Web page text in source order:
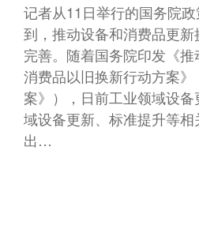
记者从11日举行的国务院
到，推动设备和消费品更
完善。随着国务院印发《
消费品以旧换新行动方案
案》），日前工业领域设
域设备更新、标准提升等
出…